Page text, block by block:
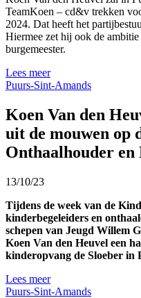
TeamKoen – cd&v trekken
2024. Dat heeft het
Hiermee zet hij ook de
burgemeester.
Lees meer
Puurs-Sint-Amands
Koen Van den
uit de mouwen op
Onthaalhouder
13/10/23
Tijdens de week van de
kinderbegeleiders en
schepen van Jeugd Willem
Koen Van den Heuvel een
kinderopvang de Sloeber in
Lees meer
Puurs-Sint-Amands